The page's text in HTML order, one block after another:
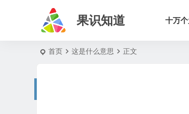
果识知道 十万
首页 这是什么意思 正文